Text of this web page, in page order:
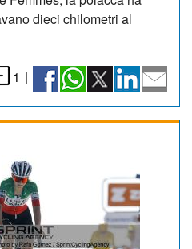
dieci chilometri al
1 |